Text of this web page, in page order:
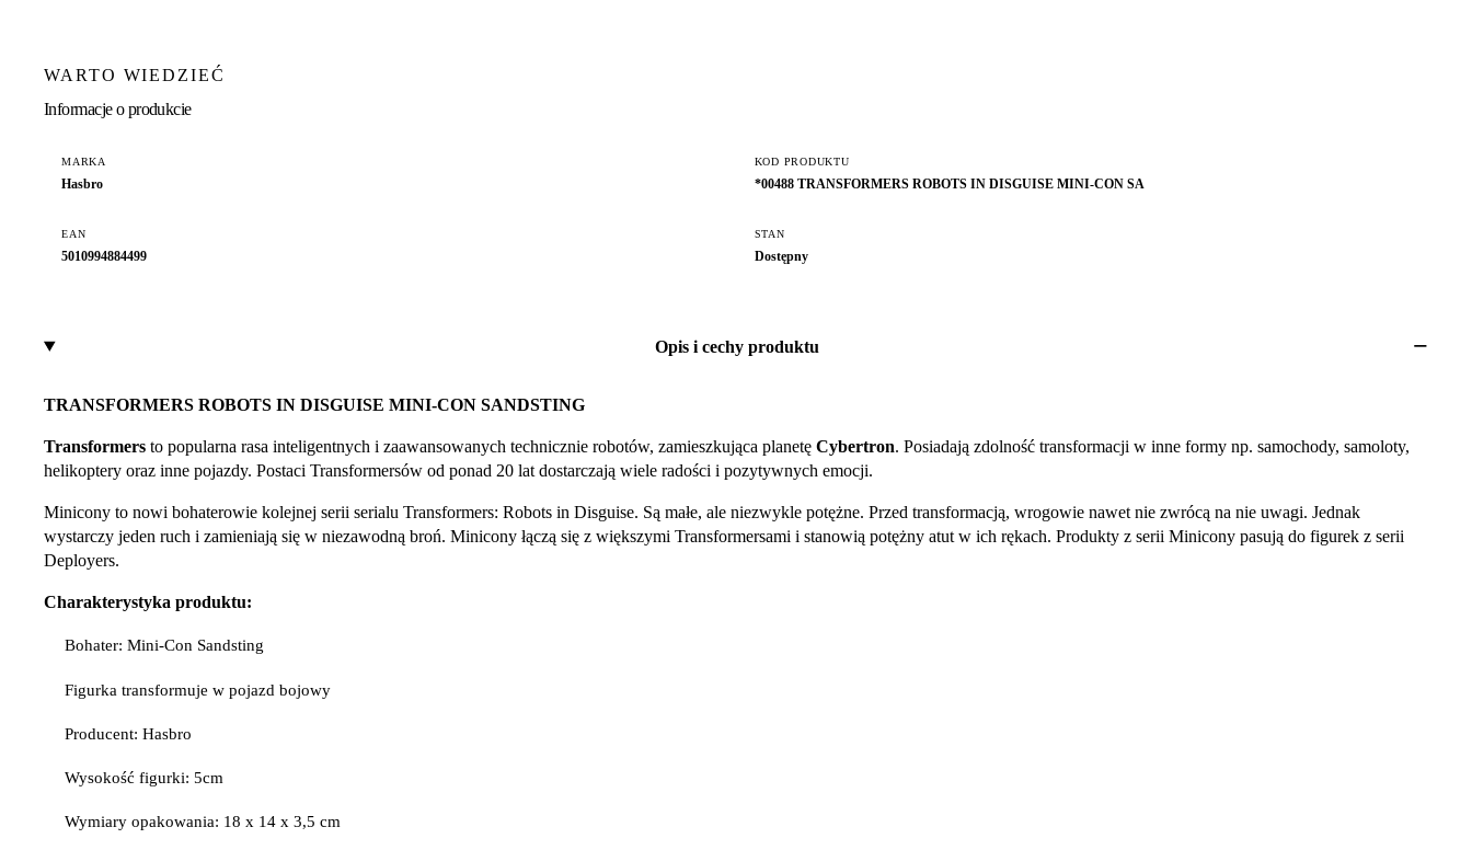
WARTO WIEDZIEĆ
Informacje o produkcie
MARKA
Hasbro
KOD PRODUKTU
*00488 TRANSFORMERS ROBOTS IN DISGUISE MINI-CON SA
EAN
5010994884499
STAN
Dostępny
Opis i cechy produktu
TRANSFORMERS ROBOTS IN DISGUISE MINI-CON SANDSTING
Transformers to popularna rasa inteligentnych i zaawansowanych technicznie robotów, zamieszkująca planetę Cybertron. Posiadają zdolność transformacji w inne formy np. samochody, samoloty,
helikoptery oraz inne pojazdy. Postaci Transformersów od ponad 20 lat dostarczają wiele radości i pozytywnych emocji.
Minicony to nowi bohaterowie kolejnej serii serialu Transformers: Robots in Disguise. Są małe, ale niezwykle potężne. Przed transformacją, wrogowie nawet nie zwrócą na nie uwagi. Jednak
wystarczy jeden ruch i zamieniają się w niezawodną broń. Minicony łączą się z większymi Transformersami i stanowią potężny atut w ich rękach. Produkty z serii Minicony pasują do figurek z serii
Deployers.
Charakterystyka produktu:
Bohater: Mini-Con Sandsting
Figurka transformuje w pojazd bojowy
Producent: Hasbro
Wysokość figurki: 5cm
Wymiary opakowania: 18 x 14 x 3,5 cm